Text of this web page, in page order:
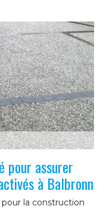
pour assurer
à Balbronn
la construction